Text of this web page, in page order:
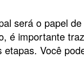
será o papel
é importante
etapas. Você